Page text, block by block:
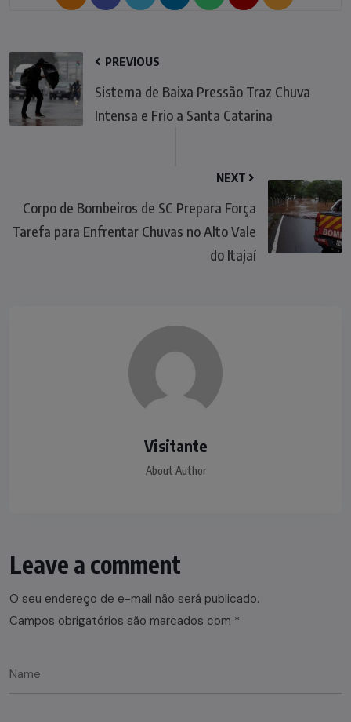
PREVIOUS
Sistema de Baixa Pressão Traz Chuva
Intensa e Frio a Santa Catarina
NEXT
Corpo de Bombeiros de SC Prepara Força
Tarefa para Enfrentar Chuvas no Alto Vale
do Itajaí
Visitante
About Author
Leave a comment
O seu endereço de e-mail não será publicado.
Campos obrigatórios são marcados com *